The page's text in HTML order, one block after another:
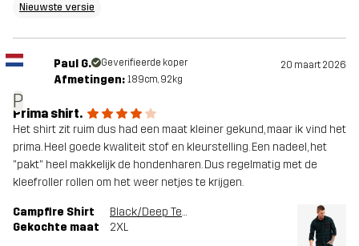
Nieuwste versie
P
Paul G. Geverifieerde koper 20 maart 2026
Afmetingen: 189cm, 92kg
Prima shirt.
Het shirt zit ruim dus had een maat kleiner gekund, maar ik vind het
prima. Heel goede kwaliteit stof en kleurstelling. Een nadeel, het
"pakt" heel makkelijk de hondenharen. Dus regelmatig met de
kleefroller rollen om het weer netjes te krijgen.
Campfire Shirt
Black/Deep Teal
Gekochte maat
2XL